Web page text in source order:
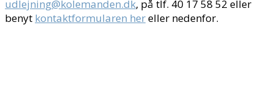
udlejning@kolemanden.dk, på tlf. 40 17 58 52 eller
benyt kontaktformularen hereller nedenfor.